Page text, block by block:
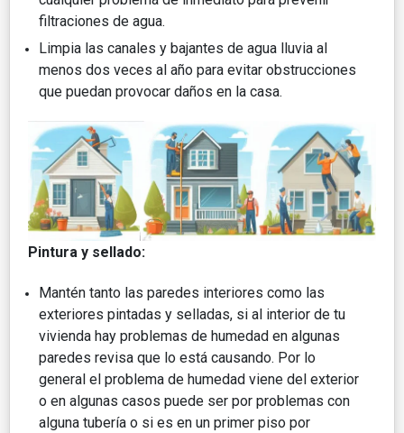
filtraciones de agua.
Limpia las canales y bajantes de agua lluvia al
menos dos veces al año para evitar obstrucciones
que puedan provocar daños en la casa.
Pintura y sellado:
Mantén tanto las paredes interiores como las
exteriores pintadas y selladas, si al interior de tu
vivienda hay problemas de humedad en algunas
paredes revisa que lo está causando. Por lo
general el problema de humedad viene del exterior
o en algunas casos puede ser por problemas con
alguna tubería o si es en un primer piso por